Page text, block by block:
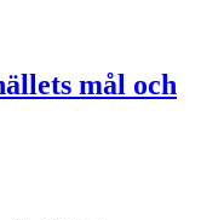
mål och